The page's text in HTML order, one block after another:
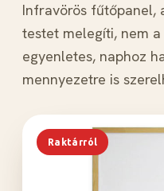
Infravörös fűtőpanel,
testet melegíti, nem
egyenletes, naphoz
mennyezetre is
Raktárról